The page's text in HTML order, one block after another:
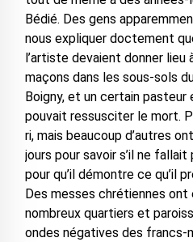
Bédié. Des gens
nous expliquer doctement
l’artiste devaient donner lieu
maçons dans les sous-sols
Boigny, et un certain pasteur
pouvait ressusciter le mort.
ri, mais beaucoup d’autres
jours pour savoir s’il ne
pour qu’il démontre ce qu’il
Des messes chrétiennes
nombreux quartiers et
ondes négatives des francs-